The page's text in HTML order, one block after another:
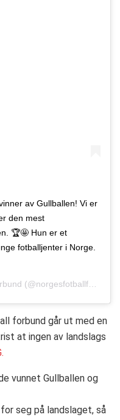
av Gullballen! Vi er
den mest
🏆🤩 Hun er et
fotballjenter i Norge.
(@norgesfotballforbund)
forbund går ut med en
at ingen av landslags
vunnet Gullballen og
seg på landslaget, så